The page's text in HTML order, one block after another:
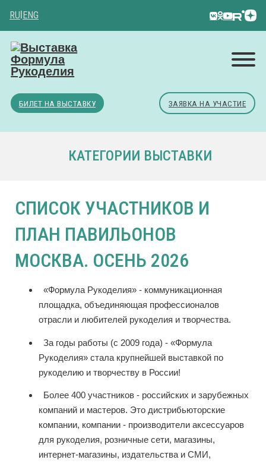
RU ENG
БИЛЕТ НА ВЫСТАВКУ ЗАЯВКА НА УЧАСТИЕ
КАТЕГОРИИ ВЫСТАВКИ
СПИСОК УЧАСТНИКОВ И
ПЛАН ПАВИЛЬОНОВ
МОСКВА. ОСЕНЬ 2026
«Формула Рукоделия» - коммуникационная
площадка, объединяющая профессионалов
отрасли и любителей рукоделия и творчества.
За годы работы (с 2009 года) - «Формула
Рукоделия» стала крупнейшей выставкой по
рукоделию и творчеству в России!
Более 400 участников - российских и зарубежных
компаний и мастеров. Это дистрибьюторские
компании, компании - производители аксессуаров
для рукоделия, розничные сети, магазины,
интернет-магазины, издательства и СМИ,